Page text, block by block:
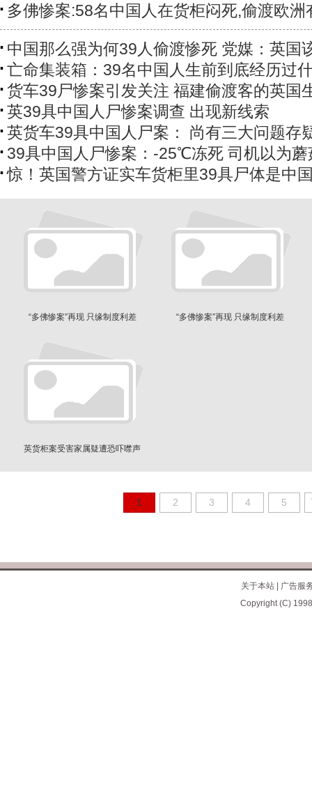
多佛惨案:58名中国人在货柜闷死,偷渡欧洲
中国那么强为何39人偷渡惨死 党媒：英国
亡命集装箱：39名中国人生前到底经历过
货车39尸惨案引发关注 福建偷渡客的英国
英39具中国人尸惨案调查 出现新线索
英货车39具中国人尸案： 尚有三大问题存
39具中国人尸惨案：-25℃冻死 司机以为蘑
惊！英国警方证实车货柜里39具尸体是中
“多佛惨案”再现 只缘制度利差 “多佛惨案”再现 只缘制度利差
英货柜案受害家属疑遭恐吓噤声
1 2 3 4 5
关于本站|
广告服
Copyright (C)